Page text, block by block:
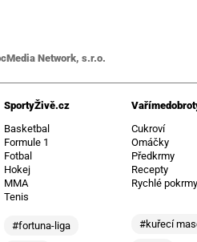
Network, s.r.o.
SportyŽivě.cz
Basketbal
Formule 1
Fotbal
Hokej
MMA
Tenis
#fortuna-liga
Cukroví
Omáčky
Předkrmy
Recepty
Rychlé pokrmy
#kuřecí